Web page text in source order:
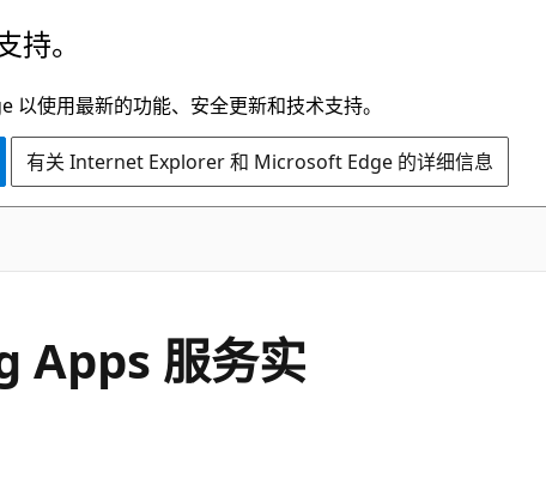
持。
使用最新的功能、安全更新和技术支持。
有关 Internet Explorer 和 Microsoft Edge 的详细信息
Apps 服务实